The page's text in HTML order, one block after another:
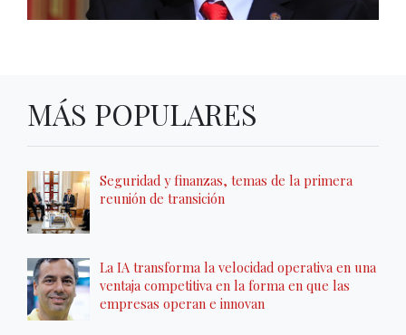
MÁS POPULARES
Seguridad y finanzas, temas de la primera
reunión de transición
La IA transforma la velocidad operativa en una
ventaja competitiva en la forma en que las
empresas operan e innovan